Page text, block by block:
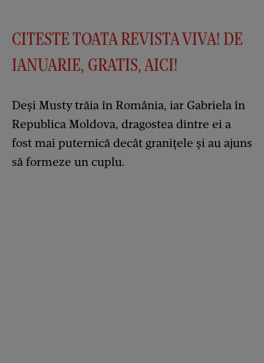
CITESTE TOATA REVISTA VIVA! DE
IANUARIE, GRATIS, AICI!
Deși Musty trăia în România, iar Gabriela în
Republica Moldova, dragostea dintre ei a
fost mai puternică decât granițele și au ajuns
să formeze un cuplu.